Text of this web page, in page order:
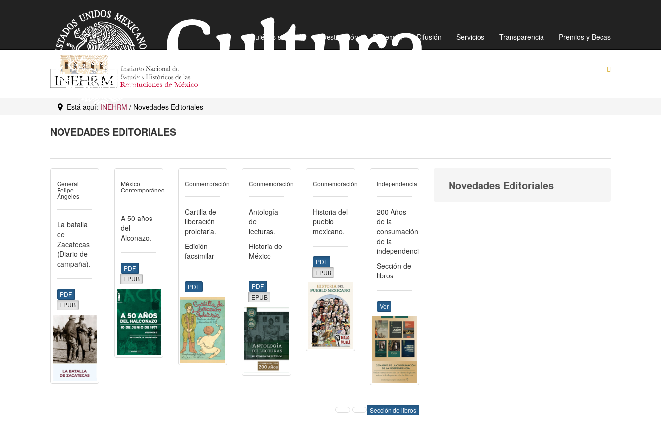
¿Quiénes somos? Investigación Docencia Difusión Servicios Transparencia Premios y Becas
Mapa de sitio Directorio Preguntas Frecuentes
Está aquí: INEHRM / Novedades Editoriales
NOVEDADES EDITORIALES
General
Felipe
Ángeles
La batalla
de
Zacatecas
(Diario de
campaña).
PDF
EPUB
México
Contemporáneo
A 50 años
del
Alconazo.
PDF
EPUB
Conmemoración
Cartilla de
liberación
proletaria.
Edición
facsimilar
PDF
Conmemoración
Antología
de
lecturas.
Historia de
México
PDF
EPUB
Conmemoración
Historia del
pueblo
mexicano.
PDF
EPUB
Independencia
200 Años
de la
consumación
de la
independencia.
Sección de
libros
Ver
Sección de libros
Novedades Editoriales